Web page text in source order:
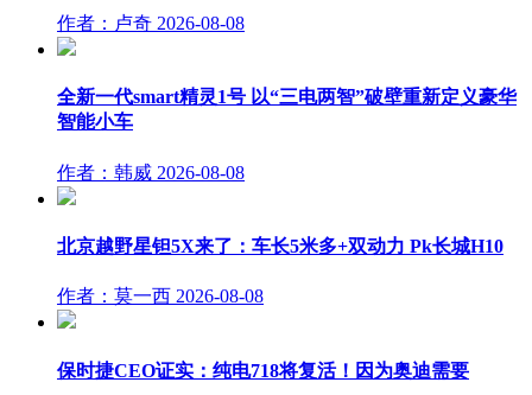
作者：卢奇 2026-08-08
全新一代smart精灵1号 以“三电两智”破壁重新定义豪华
智能小车
作者：韩威 2026-08-08
北京越野星钽5X来了：车长5米多+双动力 Pk长城H10
作者：莫一西 2026-08-08
保时捷CEO证实：纯电718将复活！因为奥迪需要